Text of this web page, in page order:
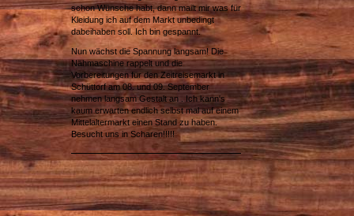
schon Wünsche habt, dann mailt mir was für
Kleidung ich auf dem Markt unbedingt
dabeihaben soll. Ich bin gespannt.
Nun wächst die Spannung langsam! Die
Nähmaschine rappelt und die
Vorbereitungen für den Zeitreisemarkt in
Schüttorf am 08. und 09. September
nehmen langsam Gestalt an . Ich kann's
kaum erwarten endlich selbst mal auf einem
Mittelaltermarkt einen Stand zu haben.
Besucht uns in Scharen!!!!!